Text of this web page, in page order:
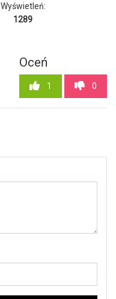
Wyświetleń:
1289
Oceń
1 0